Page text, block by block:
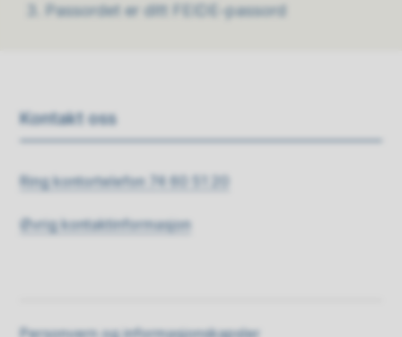
Passordet er ditt FEIDE-passord
Kontakt oss
Ring kontortelefon 74 60 51 20
Øvrig kontaktinformasjon